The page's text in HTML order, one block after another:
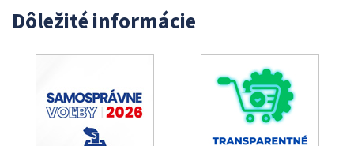
Dôležité informácie